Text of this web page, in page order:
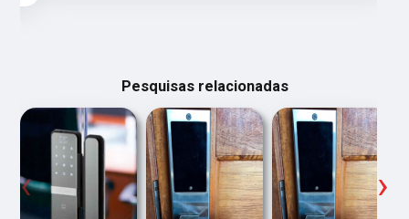
Pesquisas relacionadas
‹ ›